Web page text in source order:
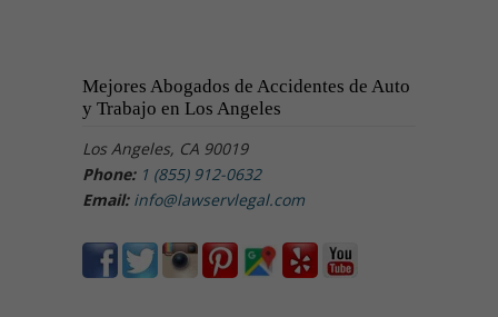
Mejores Abogados de Accidentes de Auto
y Trabajo en Los Angeles
Los Angeles, CA 90019
Phone: 1 (855) 912-0632
Email: info@lawservlegal.com